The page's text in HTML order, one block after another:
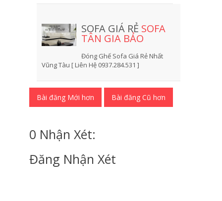
SOFA GIÁ RẺ SOFA
TÂN GIA BẢO
Đóng Ghế Sofa Giá Rẻ Nhất
Vũng Tàu [ Liên Hệ 0937.284.531 ]
Bài đăng Mới hơn Bài đăng Cũ hơn
0 Nhận Xét:
Đăng Nhận Xét